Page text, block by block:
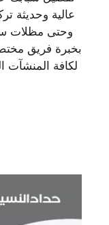
عالية وحديثة
وحتى مظلات
بخبرة فريق
لكافة المنشآت